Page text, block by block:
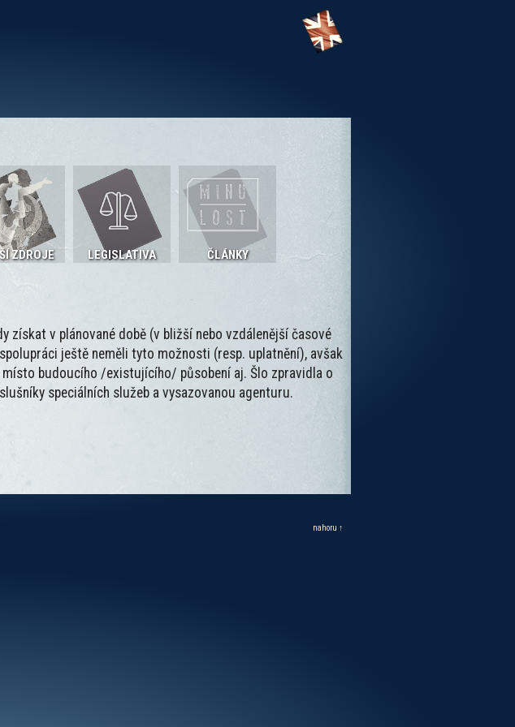
ZDROJE LEGISLATIVA ČLÁNKY
v plánované době (v bližší nebo vzdálenější časové
ještě neměli tyto možnosti (resp. uplatnění), avšak
budoucího /existujícího/ působení aj. Šlo zpravidla o
speciálních služeb a vysazovanou agenturu.
nahoru ↑